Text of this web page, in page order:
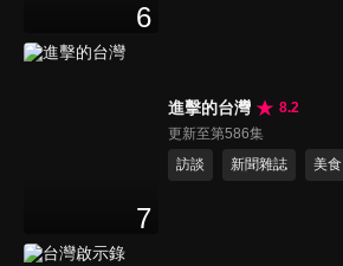
6
7
進擊的台灣
8.2
更新至第586集
訪談
新聞雜誌 美食